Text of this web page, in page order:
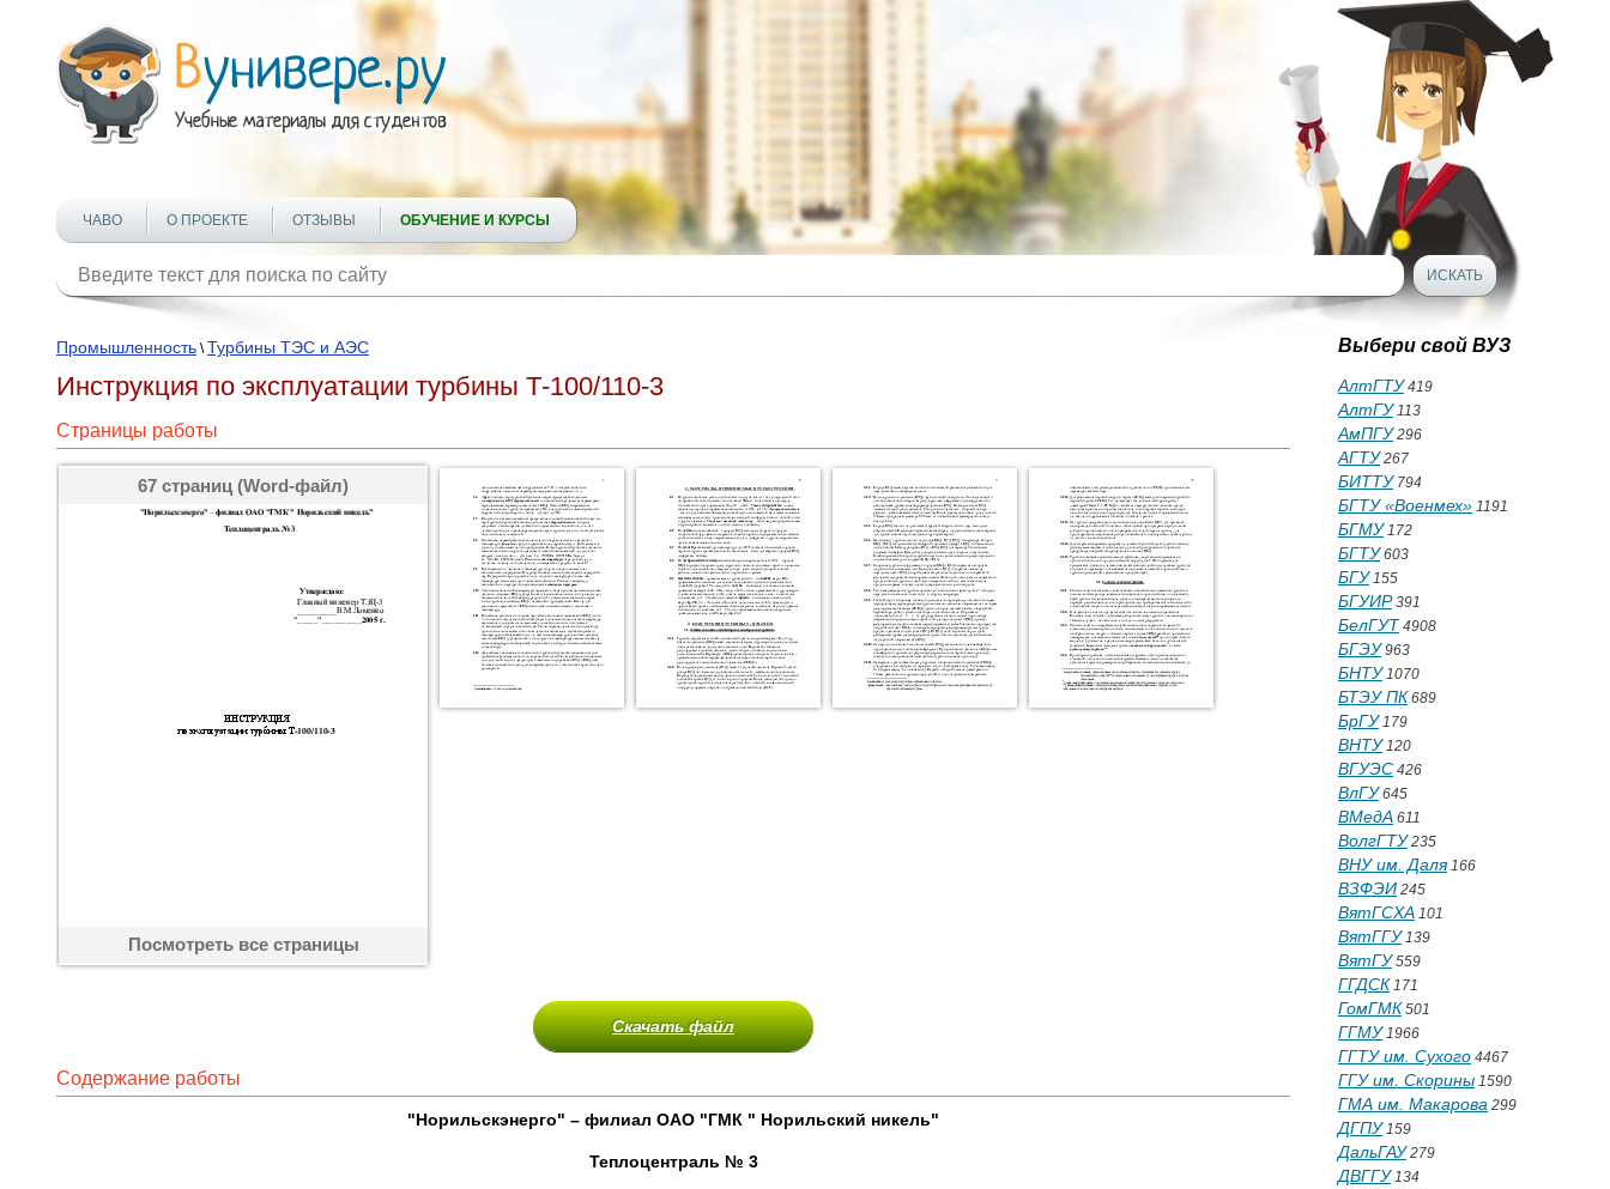
ЧАВО О ПРОЕКТЕ ОТЗЫВЫ ОБУЧЕНИЕ И КУРСЫ
Промышленность \Турбины ТЭС и АЭС
Инструкция по эксплуатации турбины Т-100/110-3
Страницы работы
67 страниц (Word-файл)
Посмотреть все страницы
Скачать файл
Содержание работы
"Норильскэнерго" – филиал ОАО "ГМК " Норильский никель"
Теплоцентраль № 3
Выбери свой ВУЗ
АлтГТУ419
АлтГУ113
АмПГУ296
АГТУ267
БИТТУ794
БГТУ «Военмех» 1191
БГМУ172
БГТУ603
БГУ155
БГУИР391
БелГУТ 4908
БГЭУ963
БНТУ1070
БТЭУ ПК 689
БрГУ179
ВНТУ120
ВГУЭС 426
ВлГУ645
ВМедА 611
ВолгГТУ235
ВНУ им. Даля166
ВЗФЭИ 245
ВятГСХА 101
ВятГГУ139
ВятГУ559
ГГДСК 171
ГомГМК 501
ГГМУ1966
ГГТУ им. Сухого 4467
ГГУ им. Скорины 1590
ГМА им. Макарова 299
ДГПУ159
ДальГАУ279
ДВГГУ134